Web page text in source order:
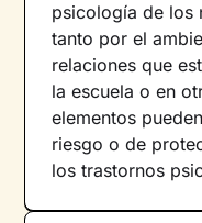
psicología de los
tanto por el
relaciones que
la escuela o en
elementos
riesgo o de
los trastornos